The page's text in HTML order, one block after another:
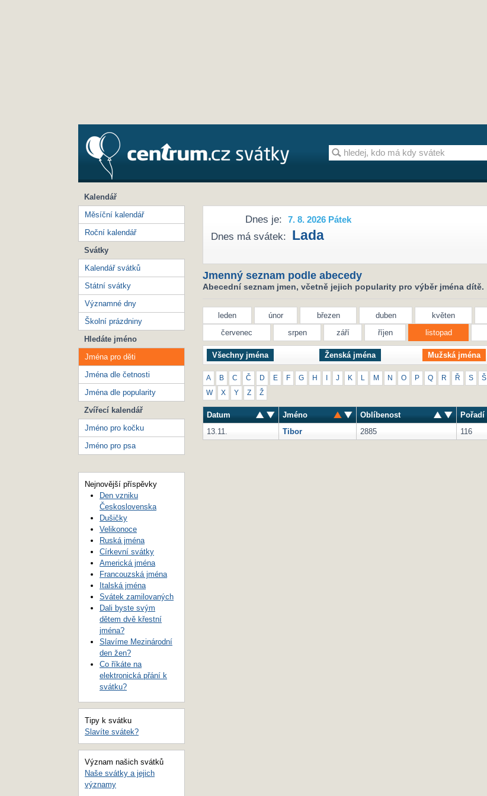
Dnes je: 7. 8. 2026 Pátek
Dnes má svátek: Lada
Jmenný seznam podle abecedy
Abecední seznam jmen, včetně jejich popularity pro výběr jména dítě.
leden únor březen duben květen
červenec
srpen září říjen listopad
Všechny jména Ženská jména Mužská jména
A B C Č D E F G H J K M N O P Q R Ř S Š
W X Y Z Ž
Datum Jméno Oblíbenost
Pořadí
13.11.
Tibor 2885 116
Kalendář
Měsíční kalendář
Roční kalendář
Svátky
Kalendář svátků
Státní svátky
Významné dny
Školní prázdniny
Hledáte jméno
Jména pro děti
Jména dle četnosti
Jména dle popularity
Zvířecí kalendář
Jméno pro kočku
Jméno pro psa
Nejnovější příspěvky
Den vzniku
Československa
Dušičky
Velikonoce
Ruská jména
Církevní svátky
Americká jména
Francouzská jména
Italská jména
Svátek zamilovaných
Dali byste svým
dětem dvě křestní
jména?
Slavíme Mezinárodní
den žen?
Co říkáte na
elektronická přání k
svátku?
Tipy k svátku
Slavíte svátek?
Význam našich svátků
Naše svátky a jejich
významy